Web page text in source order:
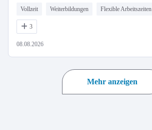
Vollzeit Weiterbildungen Flexible Arbeitszeiten
3
08.08.2026
Mehr anzeigen